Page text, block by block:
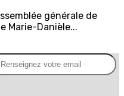
générale de
Marie-Danièle...